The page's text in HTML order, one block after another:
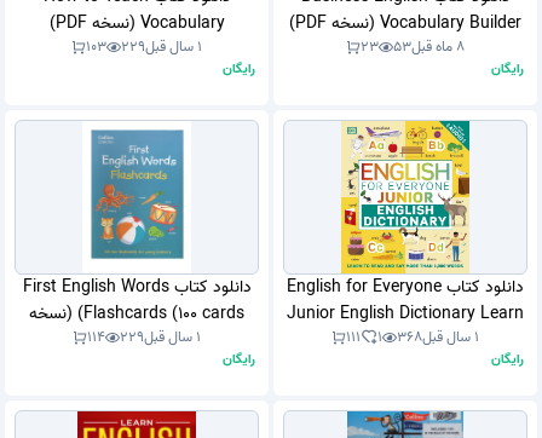
Vocabulary Builder (نسخه PDF)
8 ماه قبل 53
23
رایگان
Vocabulary (نسخه PDF)
1 سال قبل 229
103
رایگان
دانلود کتاب English for Everyone
Junior English Dictionary Learn
to Read and Say More than 1,000
1 سال قبل 368
1
111
رایگان
دانلود کتاب First English Words
Flashcards (100 cards) (نسخه
PDF)
1 سال قبل 229
114
رایگان